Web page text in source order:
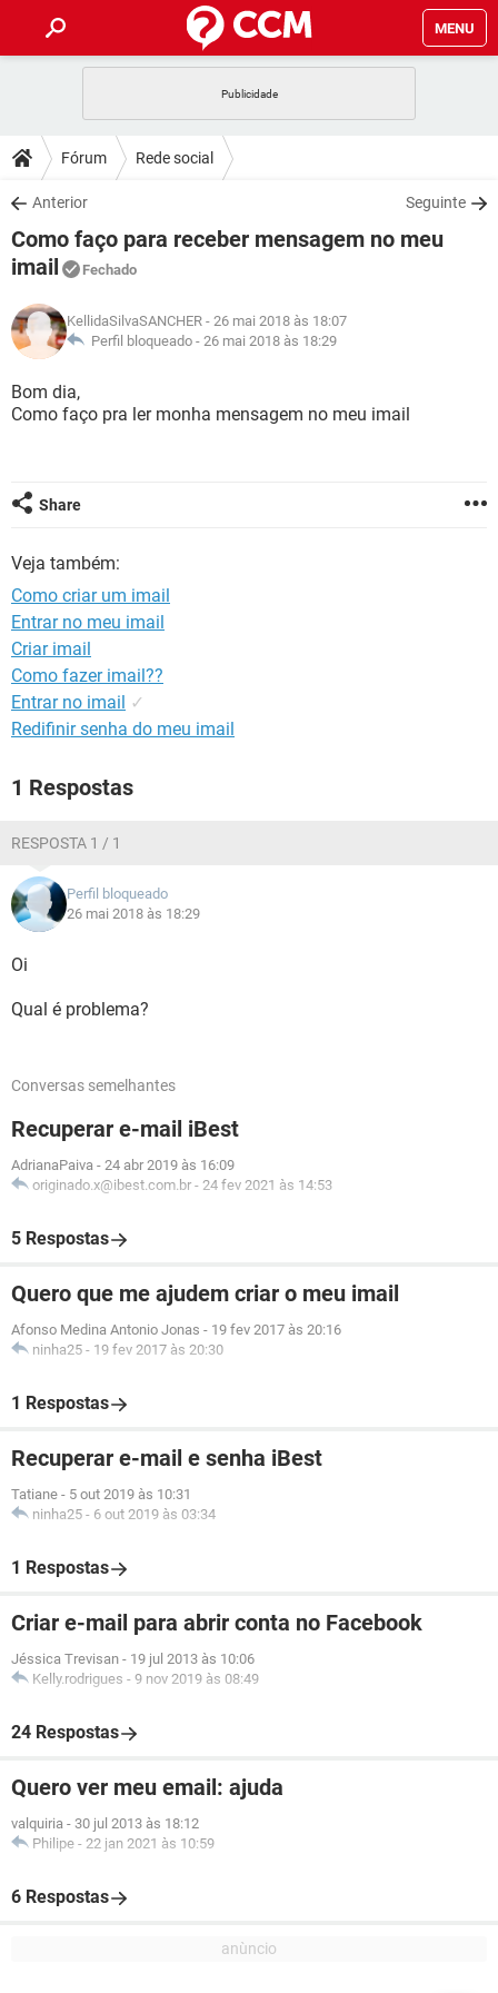
MENU
CELULAR
OUTLOOK
INSTAGRAM GMAIL
GUIA DE COMPRAS
DICAS
JOGOS
OUTLOOK
GUIA DE COMPRAS
DOWNLOADS
JOGOS WHATSAPP
CELULAR
OUTLOOK EXCEL
INSTAGRAM
GUIA DE COMPRAS
FÓRUM
CELULAR FACEBOOK
INSTAGRAM GMAIL
GLOSSÁRIO
JOGOS
CELULAR
GUIA DE COMPRAS
Fórum Rede social
Anterior Seguinte
Como faço para receber mensagem no meu
imail
Fechado
KellidaSilvaSANCHER - 26 mai 2018 às 18:07
Perfil bloqueado - 26 mai 2018 às 18:29
Bom dia,
Como faço pra ler monha mensagem no meu imail
Share
Veja também:
Como criar um imail
Entrar no meu imail
Criar imail
Como fazer imail??
Entrar no imail ✓
Redifinir senha do meu imail
1 Respostas
RESPOSTA 1 / 1
Perfil bloqueado
26 mai 2018 às 18:29
Oi
Qual é problema?
Conversas semelhantes
Recuperar e-mail iBest
AdrianaPaiva - 24 abr 2019 às 16:09
originado.x@ibest.com.br - 24 fev 2021 às 14:53
5 Respostas
Quero que me ajudem criar o meu imail
Afonso Medina Antonio Jonas - 19 fev 2017 às 20:16
ninha25 - 19 fev 2017 às 20:30
1 Respostas
Recuperar e-mail e senha iBest
Tatiane - 5 out 2019 às 10:31
ninha25 - 6 out 2019 às 03:34
1 Respostas
Criar e-mail para abrir conta no Facebook
Jéssica Trevisan - 19 jul 2013 às 10:06
Kelly.rodrigues - 9 nov 2019 às 08:49
24 Respostas
Quero ver meu email: ajuda
valquiria - 30 jul 2013 às 18:12
Philipe - 22 jan 2021 às 10:59
6 Respostas